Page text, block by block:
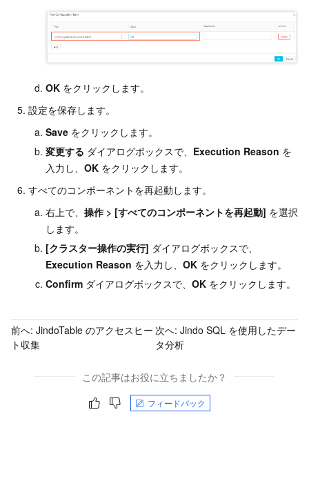
OK をクリックします。
設定を保存します。
Save をクリックします。
変更する ダイアログボックスで、 Execution Reason を
入力し、 OK をクリックします。
すべてのコンポーネントを再起動します。
右上で、 操作 > [すべてのコンポーネントを再起動] を選択
します。
[クラスター操作の実行] ダイアログボックスで、
Execution Reason を入力し、 OK をクリックします。
Confirm ダイアログボックスで、 OK をクリックします。
前へ: JindoTable のアクセスヒー
ト収集
次へ: Jindo SQL を使用したデー
タ分析
この記事はお役に立ちましたか？
フィードバック